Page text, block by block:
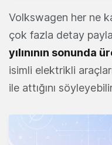
Volkswagen her ne
çok fazla detay
yılınının sonunda
isimli elektrikli
ile attığını